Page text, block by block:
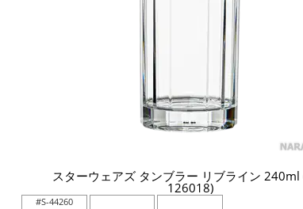
スターウェアズ タンブラー リブライン 240ml
126018)
#S-44260